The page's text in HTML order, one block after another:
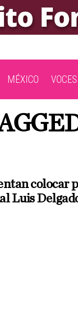
MÉXICO VOCES
colocar
Luis